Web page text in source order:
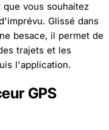
vous souhaitez
Glissé dans
besace, il permet de
trajets et les
l'application.
GPS